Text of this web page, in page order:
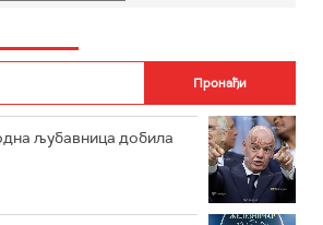
љубавница добила